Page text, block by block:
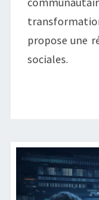
propose une
sociales.